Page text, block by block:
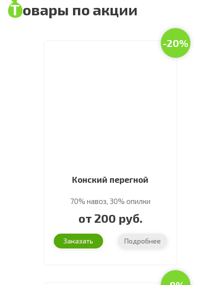
Товары по акции
-20%
Конский перегной
70% навоз, 30% опилки
от 200 руб.
Заказать Подробнее